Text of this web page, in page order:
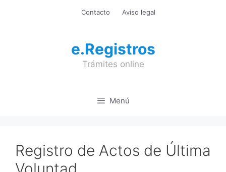
Contacto Aviso legal
e.Registros
Trámites online
Menú
Registro de Actos de Última